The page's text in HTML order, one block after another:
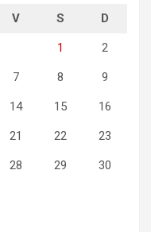
V S D
1 2
7 8 9
14 15 16
21 22 23
28 29 30